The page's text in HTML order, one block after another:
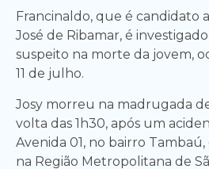
Francinaldo, que é candidato
José de Ribamar, é
suspeito na morte da jovem,
11 de julho.
Josy morreu na madrugada
volta das 1h30, após um
Avenida 01, no bairro
na Região Metropolitana de